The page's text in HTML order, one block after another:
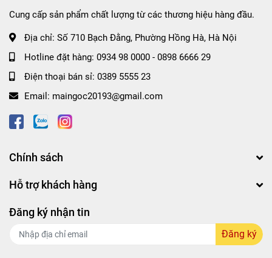
Cung cấp sản phẩm chất lượng từ các thương hiệu hàng đầu.
Địa chỉ: Số 710 Bạch Đằng, Phường Hồng Hà, Hà Nội
Hotline đặt hàng: 0934 98 0000 - 0898 6666 29
Điện thoại bán sỉ: 0389 5555 23
Email: maingoc20193@gmail.com
Chính sách
Hỗ trợ khách hàng
Đăng ký nhận tin
Đăng ký